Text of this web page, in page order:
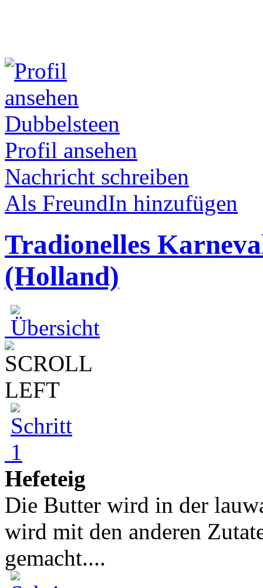
Dubbelsteen
Profil ansehen
Nachricht schreiben
Als FreundIn hinzufügen
Tradionelles
(Holland)
Hefeteig
Die Butter wird in der
wird mit den anderen
gemacht....